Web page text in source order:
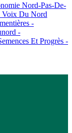
Nord-Pas-De-
Voix Du Nord
-
-
Et Progrès -